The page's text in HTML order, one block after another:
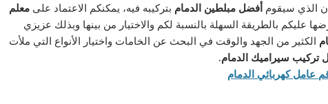
الذي سيقوم أفضل مبلطين الدمام بتركيبه فيه، يمكنكم الاعتماد على معلم
عليكم بالطريقة السهلة بالنسبة لكم والاختيار من بينها وبذلك عزيزي
الكثير من الجهد والوقت في البحث عن الخامات واختيار الأنواع التي ملأت
تركيب سيراميك الدمام.